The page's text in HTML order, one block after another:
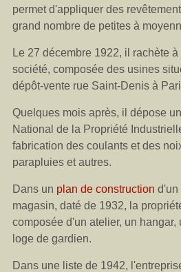
permet d'appliquer des
grand nombre de petites à
Le 27 décembre 1922, il rachète
société, composée des usines
dépôt-vente rue Saint-Denis à
Quelques mois après, il dépose
National de la Propriété
fabrication des coulants et des
parapluies et autres.
Dans un plan de construction d'un
magasin, daté de 1932, la
composée d'un atelier, un hangar,
loge de gardien.
Dans une liste de 1942,